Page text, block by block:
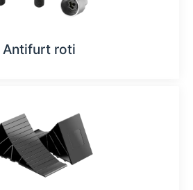
Antifurt roti